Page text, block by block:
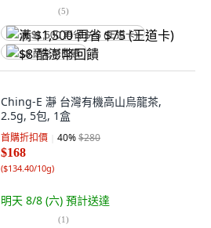
(5)
满 $1,500 再省 $75 (王道卡)
$8 酷澎幣回饋
Ching-E 瀞 台灣有機高山烏龍茶,
2.5g, 5包, 1盒
首購折扣價 40%$280
$168
($134.40/10g)
明天 8/8 (六) 預計送達
(1)